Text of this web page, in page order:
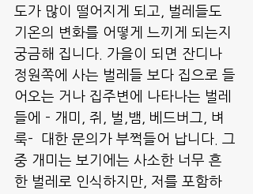
도가 많이 떨어지게 되고, 벌레들도
기온의 변화를 어떻게 느끼게 되는지
궁금해 집니다. 가을이 되면 잔디나
정원쪽에 사는 벌레들 보다 집으로 들
어오는 거나 집주변에 나타나는 벌레
들에 - 개미, 쥐, 벌,뱀, 베드버그, 벼
룩-  대한 문의가 부쩍들어 납니다. 그
중 개미는 보기에는 사소한 너무 흔
한 벌레로 인식하지만, 저를 포함하